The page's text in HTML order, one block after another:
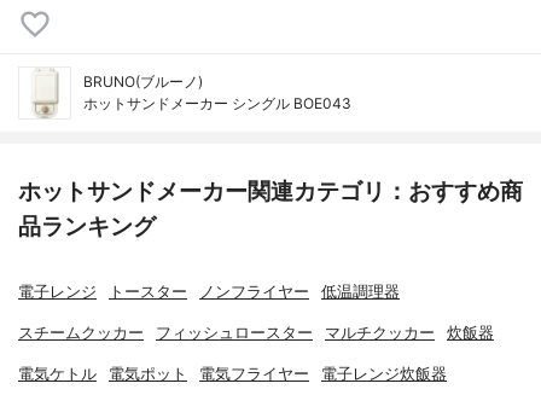
BRUNO(ブルーノ)
ホットサンドメーカー シングル BOE043
ホットサンドメーカー関連カテゴリ：おすすめ商
品ランキング
電子レンジ トースター ノンフライヤー 低温調理器
スチームクッカー フィッシュロースター マルチクッカー 炊飯器
電気ケトル 電気ポット 電気フライヤー 電子レンジ炊飯器